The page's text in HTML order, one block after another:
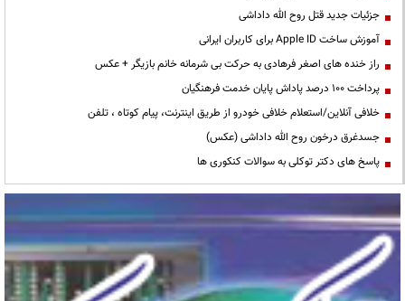
جزئیات جدید قتل روح الله داداشی
آموزش ساخت Apple ID برای کاربران ایرانی
راز خنده های اصغر فرهادی به حرکت بی شرمانه خانم بازیگر + عکس
پرداخت ۱۰۰ درصد پاداش پایان خدمت فرهنگیان
خلافی آنلاین/استعلام خلافی خودرو از طریق اینترنت، پیام کوتاه ، تلفن
جسدغرق درخون روح الله داداشی (عکس)
پاسخ های دکتر توکلی به سوالات کنکوری ها